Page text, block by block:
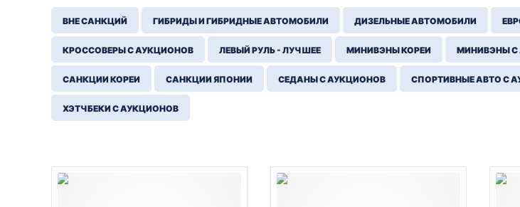
ВНЕ САНКЦИЙ ГИБРИДЫ И ГИБРИДНЫЕ АВТОМОБИЛИ ДИЗЕЛЬНЫЕ АВТОМОБИЛИ
КРОССОВЕРЫ С АУКЦИОНОВ ЛЕВЫЙ РУЛЬ - ЛУЧШЕЕ МИНИВЭНЫ КОРЕИ МИНИВЭНЫ
САНКЦИИ КОРЕИ САНКЦИИ ЯПОНИИ СЕДАНЫ С АУКЦИОНОВ СПОРТИВНЫЕ АВТО С
ХЭТЧБЕКИ С АУКЦИОНОВ